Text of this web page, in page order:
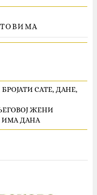
САТЕ, ДАНЕ,
ЖЕНИ
ИМА ДАНА